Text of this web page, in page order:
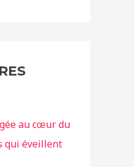
au cœur du
qui éveillent